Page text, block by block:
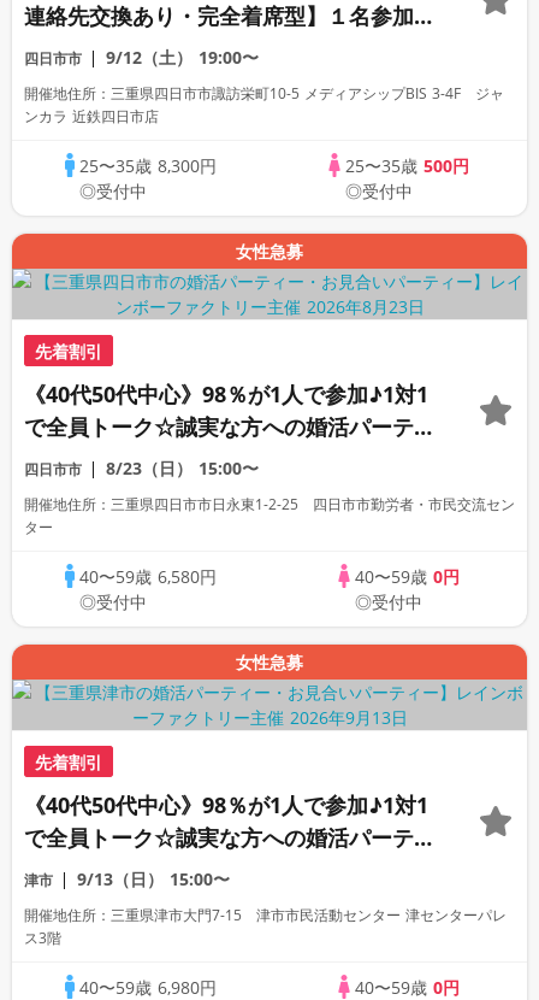
連絡先交換あり・完全着席型】１名参加多
数・初参加も大歓迎☆プレイワークス主催
☆
四日市市 9/12（土） 19:00〜
開催地住所：三重県四日市市諏訪栄町10-5 メディアシップBIS 3-4F ジャ
ンカラ 近鉄四日市店
25〜35歳 8,300円
◎受付中
25〜35歳 500円
◎受付中
女性急募
先着割引
《40代50代中心》98％が1人で参加♪1対1
で全員トーク☆誠実な方への婚活パーティ
ー
四日市市 8/23（日） 15:00〜
開催地住所：三重県四日市市日永東1-2-25 四日市市勤労者・市民交流セン
ター
40〜59歳 6,580円
◎受付中
40〜59歳 0円
◎受付中
女性急募
先着割引
《40代50代中心》98％が1人で参加♪1対1
で全員トーク☆誠実な方への婚活パーティ
ー
津市 9/13（日） 15:00〜
開催地住所：三重県津市大門7-15 津市市民活動センター 津センターパレ
ス3階
40〜59歳 6,980円
40〜59歳 0円